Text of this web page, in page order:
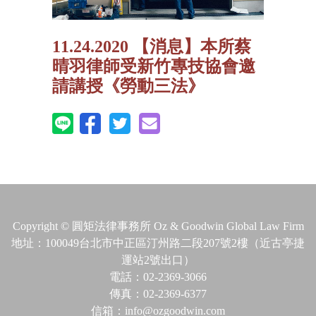
11.24.2020 【消息】本所蔡
晴羽律師受新竹專技協會邀
請講授《勞動三法》
Copyright © 圓矩法律事務所 Oz & Goodwin Global Law Firm
地址：100049台北市中正區汀州路二段207號2樓（近古亭捷
運站2號出口）
電話：02-2369-3066
傳真：02-2369-6377
信箱：info@ozgoodwin.com